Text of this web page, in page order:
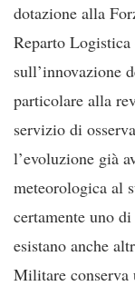
dotazione alla
Reparto
sull’innovazione
particolare alla
servizio di
l’evoluzione già
meteorologica al
certamente uno
esistano anche
Militare conserva